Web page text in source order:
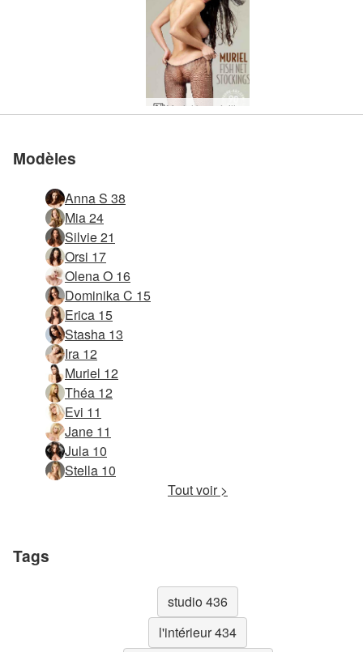
Muriel bas résilleMuriel rouge et jauneMuriel studio en forêt
Muriel bikini noir
Modèles
Anna S 38
Mia 24
Silvie 21
Orsi 17
Olena O 16
Dominika C 15
Erica 15
Stasha 13
Ira 12
Muriel 12
Théa 12
Evi 11
Jane 11
Jula 10
Stella 10
Tout voir >
Tags
studio 436
l'intérieur 434